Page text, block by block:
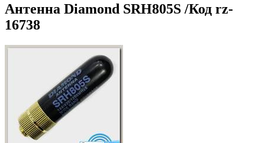
Антенна Diamond SRH805S /Код rz-
16738